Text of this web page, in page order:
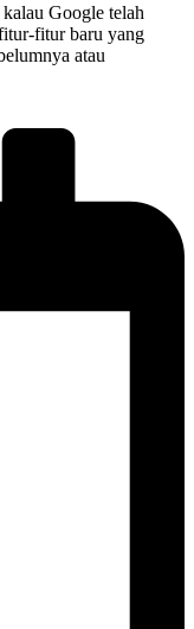
Google telah
fitur baru yang
atau